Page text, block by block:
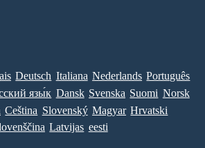
Deutsch Italiana Nederlands Português
язы́к Dansk Svenska Suomi Norsk
Ceština Slovenský Magyar Hrvatski
Latvijas eesti